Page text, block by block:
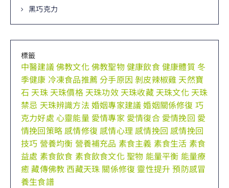
黑巧克力
標籤
中醫建議佛教文化佛教聖物健康飲食健康體質 冬
季健康 冷凍食品推薦 分手原因 剝皮辣椒雞 天然寶
石 天珠 天珠價格 天珠功效 天珠收藏 天珠文化 天珠
禁忌 天珠辨識方法 婚姻專家建議婚姻關係修復 巧
克力好處 心靈能量 愛情專家 愛情復合 愛情挽回 愛
情挽回策略 感情修復 感情心理 感情挽回 感情挽回
技巧 營養均衡 營養補充品 素食主義 素食生活 素食
益處 素食飲食 素食飲食文化聖物 能量平衡 能量療
癒藏傳佛教 西藏天珠 關係修復 靈性提升預防感冒
養生食譜